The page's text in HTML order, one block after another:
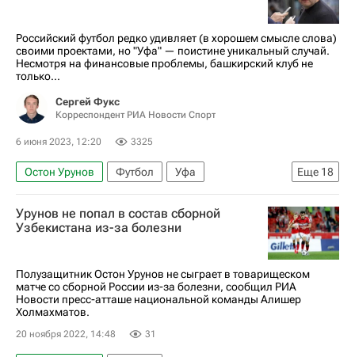
Российский футбол редко удивляет (в хорошем смысле слова)
своими проектами, но "Уфа" — поистине уникальный случай.
Несмотря на финансовые проблемы, башкирский клуб не
только...
Сергей Фукс
Корреспондент РИА Новости Спорт
6 июня 2023, 12:20 3325
Еще 18
Остон Урунов Футбол
Уфа
Сергей Семак
Шамиль Газизов
РПЛ 2026-2027 (Чемпионат России по футболу)
Александр Зинченко
Даниил Фомин
Иван Обляков
Материалы РИА Спорт
Авторы РИА Новости Спорт
ПФК ЦСКА
Урунов не попал в состав сборной
Узбекистана из-за болезни
Полузащитник Остон Урунов не сыграет в товарищеском
матче со сборной России из-за болезни, сообщил РИА
Новости пресс-атташе национальной команды Алишер
Холмахматов.
20 ноября 2022, 14:48 31